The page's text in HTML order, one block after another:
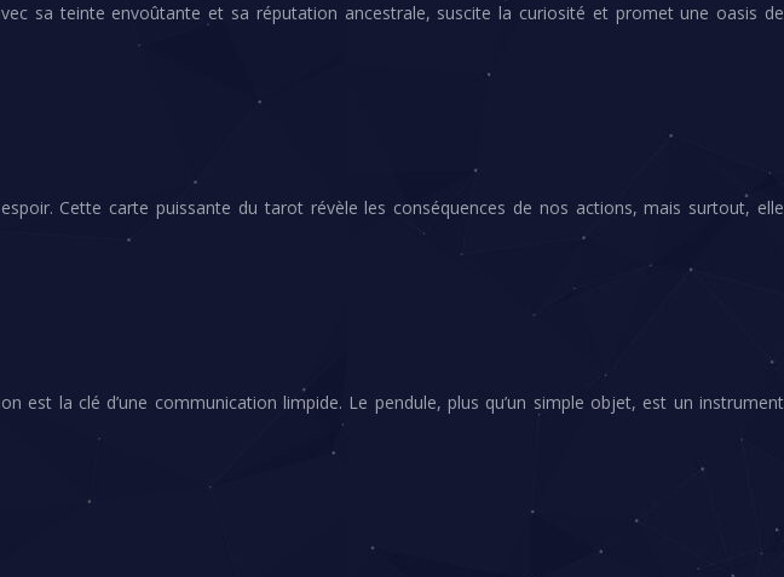
sa teinte envoûtante et sa réputation ancestrale, suscite la curiosité et promet une oasis de
Cette carte puissante du tarot révèle les conséquences de nos actions, mais surtout, elle
est la clé d’une communication limpide. Le pendule, plus qu’un simple objet, est un instrument